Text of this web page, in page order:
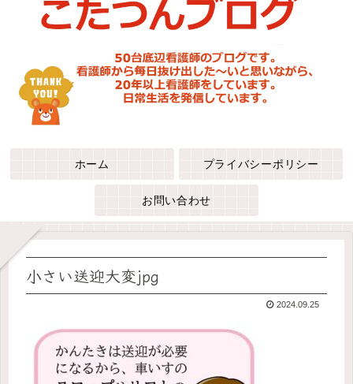
ホーム プライバシーポリシー
お問い合わせ
小さい送迎大変jpg
2024.09.25